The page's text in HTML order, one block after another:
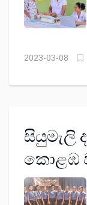
2023-03-08
සියුමැලි
කොළඹ